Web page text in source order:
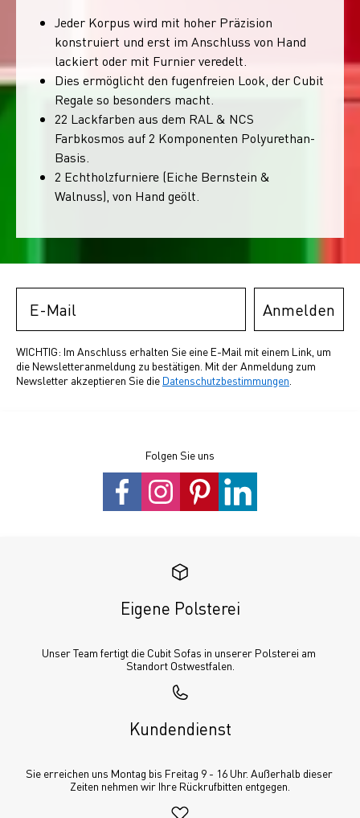
Jeder Korpus wird mit hoher Präzision
konstruiert und erst im Anschluss von Hand
lackiert oder mit Furnier veredelt.
Dies ermöglicht den fugenfreien Look, der Cubit
Regale so besonders macht.
22 Lackfarben aus dem RAL & NCS
Farbkosmos auf 2 Komponenten Polyurethan-
Basis.
2 Echtholzfurniere (Eiche Bernstein &
Walnuss), von Hand geölt.
Anmelden
WICHTIG: Im Anschluss erhalten Sie eine E-Mail mit einem Link, um
die Newsletteranmeldung zu bestätigen. Mit der Anmeldung zum
Newsletter akzeptieren Sie die Datenschutzbestimmungen
Folgen Sie uns
Eigene Polsterei
Unser Team fertigt die Cubit Sofas in unserer Polsterei am
Standort Ostwestfalen.
Kundendienst
Sie erreichen uns Montag bis Freitag 9 - 16 Uhr. Außerhalb dieser
Zeiten nehmen wir Ihre Rückrufbitten entgegen.